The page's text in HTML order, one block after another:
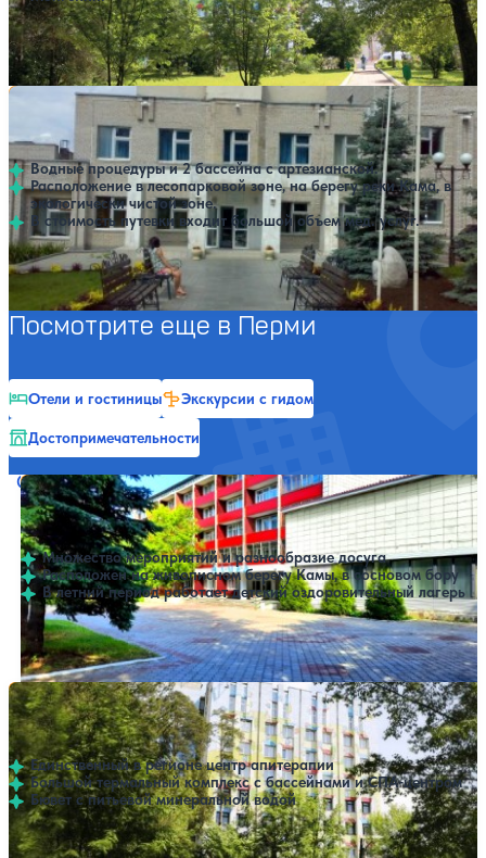
Профилей лечения:9 Крытый бассейн SPA
Санаторий Уральская Венеция
81 отзыв
Пермь
Водные процедуры и 2 бассейна с артезианской.
Расположение в лесопарковой зоне, на берегу реки Кама, в
экологически чистой зоне.
В стоимость путевки входит большой объем мед. услуг.
Профилей лечения:5 Крытый бассейн SPA
Нет цен или свободных мест на выбранные даты
Выбрать другой вариант
Посмотрите еще в Перми
Отели и гостиницы
Экскурсии с гидом
Достопримечательности
Санаторий Алмед
4.379 отзывов
Пермь
Множество мероприятий и разнообразие досуга
Расположен на живописном берегу Камы, в сосновом бору
В летний период работает детский оздоровительный лагерь
Профилей лечения:11 Крытый бассейн SPA
Нет цен или свободных мест на выбранные даты
Выбрать другой вариант
SPA-отель Термы Тенториум (ex. «Апи Спа» (Api Spa))
Пермь
Единственный в регионе центр апитерапии
Большой термальный комплекс с бассейнами и СПА-центром
Бювет с питьевой минеральной водой
Нет цен или свободных мест на выбранные даты
Выбрать другой вариант